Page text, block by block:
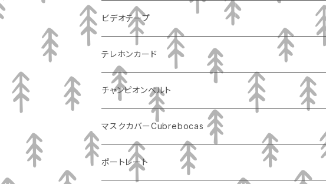
ビデオテープ
テレホンカード
チャンピオンベルト
マスクカバーCubrebocas
ポートレート